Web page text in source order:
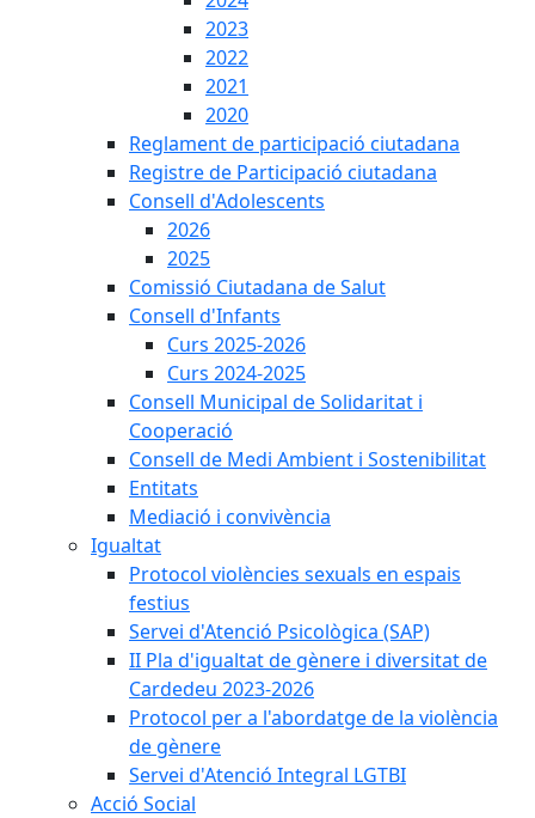
2023
2022
2021
2020
Reglament de participació ciutadana
Registre de Participació ciutadana
Consell d'Adolescents
2026
2025
Comissió Ciutadana de Salut
Consell d'Infants
Curs 2025-2026
Curs 2024-2025
Consell Municipal de Solidaritat i
Cooperació
Consell de Medi Ambient i Sostenibilitat
Entitats
Mediació i convivència
Igualtat
Protocol violències sexuals en espais
festius
Servei d'Atenció Psicològica (SAP)
II Pla d'igualtat de gènere i diversitat de
Cardedeu 2023-2026
Protocol per a l'abordatge de la violència
de gènere
Servei d'Atenció Integral LGTBI
Acció Social